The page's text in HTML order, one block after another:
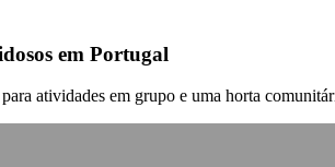
em Portugal
atividades em grupo e uma horta